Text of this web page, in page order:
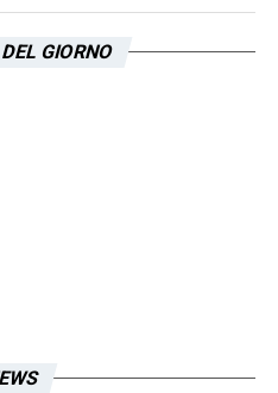
classe 2001 abbia
per adattarsi
e coppe con
GIORNO